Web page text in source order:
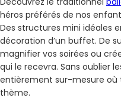
héros préférés de nos
Des structures mini idéales
décoration d’un buffet. De
magnifier vos soirées ou
qui le recevra. Sans oublier
entièrement sur-mesure où
thème.